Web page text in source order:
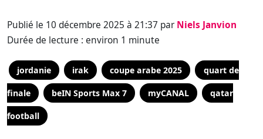
Publié le 10 décembre 2025 à 21:37 par Niels Janvion
Durée de lecture : environ 1 minute
jordanie irak coupe arabe 2025 quart de
finale beIN Sports Max 7 myCANAL qatar
football